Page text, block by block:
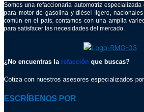
Somos una refaccionaria automotriz
para motor de gasolina y diésel ligero,
común en el país, contamos con una amplia
para satisfacer las necesidades del mercado.
¿No encuentras la refacción que buscas?
Cotiza con nuestros asesores especializados
ESCRÍBENOS POR